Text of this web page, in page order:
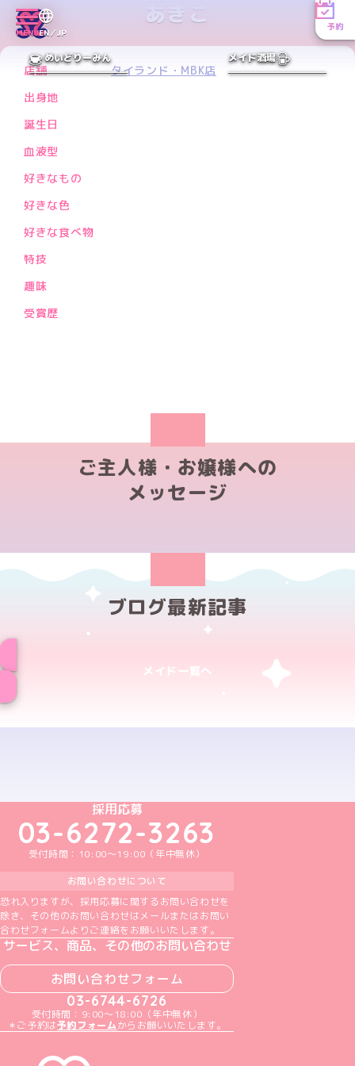
MENUEN／JP
予約
めいどりーみん メイド酒場
あきこ
PREV
NEXT
店舗
タイランド・MBK店
出身地
誕生日
血液型
好きなもの
好きな色
好きな食べ物
特技
趣味
受賞歴
ご主人様・お嬢様への
メッセージ
ブログ最新記事
メイド一覧へ
めいどりーみんTikTok公式アカウント
めいどりーみんX公式アカウント
採用応募
03-6272-3263
受付時間：10:00～19:00（年中無休）
お問い合わせについて
恐れ入りますが、採用応募に関するお問い合わせを
除き、その他のお問い合わせはメールまたはお問い
合わせフォームよりご連絡をお願いいたします。
サービス、商品、その他のお問い合わせ
お問い合わせフォーム
03-6744-6726
受付時間：9:00～18:00（年中無休）
＊ご予約は予約フォームからお願いいたします。